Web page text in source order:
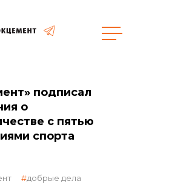
закупки
подписал
о
с пятью
спорта
добрые дела